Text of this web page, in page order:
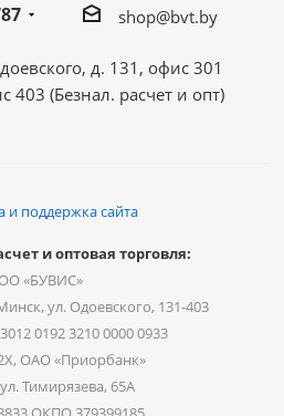
shop@bvt.by
д. 131, офис 301
403 (Безнал. расчет и опт)
и поддержка сайта
и оптовая торговля:
«БУВИС»
ул. Одоевского, 131-403
0192 3210 0000 0933
ОАО «Приорбанк»
Тимирязева, 65А